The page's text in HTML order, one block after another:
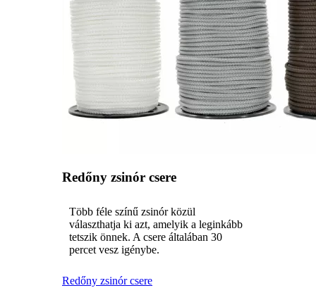
Redőny zsinór csere
Több féle színű zsinór közül
választhatja ki azt, amelyik a leginkább
tetszik önnek. A csere általában 30
percet vesz igénybe.
Redőny zsinór csere